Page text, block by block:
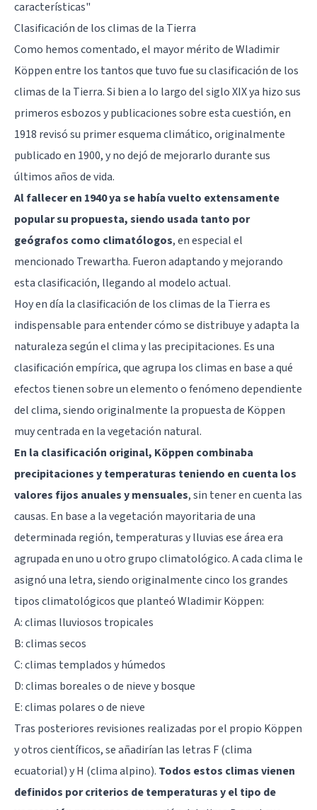
características"
Clasificación de los climas de la Tierra
Como hemos comentado, el mayor mérito de Wladimir
Köppen entre los tantos que tuvo fue su clasificación de los
climas de la Tierra. Si bien a lo largo del siglo XIX ya hizo sus
primeros esbozos y publicaciones sobre esta cuestión, en
1918 revisó su primer esquema climático, originalmente
publicado en 1900, y no dejó de mejorarlo durante sus
últimos años de vida.
Al fallecer en 1940 ya se había vuelto extensamente
popular su propuesta, siendo usada tanto por
geógrafos como climatólogos, en especial el
mencionado Trewartha. Fueron adaptando y mejorando
esta clasificación, llegando al modelo actual.
Hoy en día la clasificación de los climas de la Tierra es
indispensable para entender cómo se distribuye y adapta la
naturaleza según el clima y las precipitaciones. Es una
clasificación empírica, que agrupa los climas en base a qué
efectos tienen sobre un elemento o fenómeno dependiente
del clima, siendo originalmente la propuesta de Köppen
muy centrada en la vegetación natural.
En la clasificación original, Köppen combinaba
precipitaciones y temperaturas teniendo en cuenta los
valores fijos anuales y mensuales, sin tener en cuenta las
causas. En base a la vegetación mayoritaria de una
determinada región, temperaturas y lluvias ese área era
agrupada en uno u otro grupo climatológico. A cada clima le
asignó una letra, siendo originalmente cinco los grandes
tipos climatológicos que planteó Wladimir Köppen:
A: climas lluviosos tropicales
B: climas secos
C: climas templados y húmedos
D: climas boreales o de nieve y bosque
E: climas polares o de nieve
Tras posteriores revisiones realizadas por el propio Köppen
y otros científicos, se añadirían las letras F (clima
ecuatorial) y H (clima alpino). Todos estos climas vienen
definidos por criterios de temperaturas y el tipo de